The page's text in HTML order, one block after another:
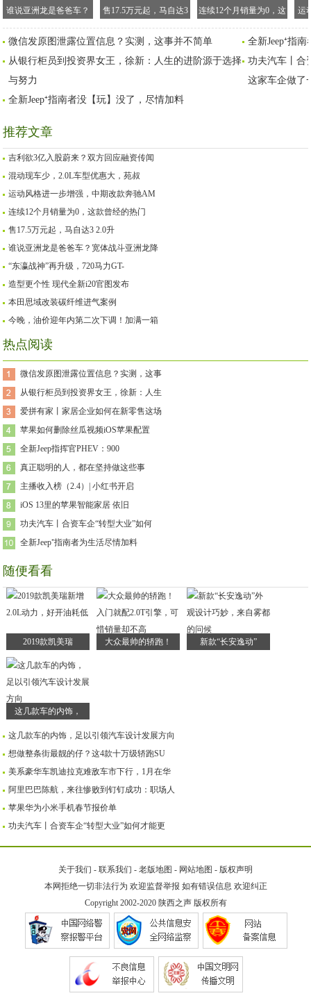
谁说亚洲龙是爸爸车？
宽体战斗亚洲龙降临
售17.5万元起，马自达3
2.0升四驱版日本上市，
将引入国内？
连续12个月销量为0，这
款曾经的热门SUV，已
经彻底凉了
运
中
微信发原图泄露位置信息？实测，这事并不简单
全新Jeep⁺指
从银行柜员到投资界女王，徐新：人生的进阶源于选择
与努力
功夫汽车丨合
这家车企做了
全新Jeep⁺指南者没【玩】没了，尽情加料
推荐文章
吉利欲3亿入股蔚来？双方回应融资传闻
混动现车少，2.0L车型优惠大，苑叔
运动风格进一步增强，中期改款奔驰AM
连续12个月销量为0，这款曾经的热门
售17.5万元起，马自达3 2.0升
谁说亚洲龙是爸爸车？宽体战斗亚洲龙降
“东瀛战神”再升级，720马力GT-
造型更个性 现代全新i20官图发布
本田思域改装碳纤维进气案例
今晚，油价迎年内第二次下调！加满一箱
热点阅读
微信发原图泄露位置信息？实测，这事
从银行柜员到投资界女王，徐新：人生
爱拼有家丨家居企业如何在新零售这场
苹果如何删除丝瓜视频iOS苹果配置
全新Jeep指挥官PHEV：900
真正聪明的人，都在坚持做这些事
主播收入榜（2.4）| 小红书开启
iOS 13里的苹果智能家居 依旧
功夫汽车丨合资车企“转型大业”如何
全新Jeep⁺指南者为生活尽情加料
随便看看
2019款凯美瑞 大众最帅的轿跑！ 新款“长安逸动”
这几款车的内饰，
这几款车的内饰，足以引领汽车设计发展方向
想做整条街最靓的仔？这4款十万级轿跑SU
美系豪华车凯迪拉克难敌车市下行，1月在华
阿里巴巴陈航，来往惨败到钉钉成功：职场人
苹果华为小米手机春节报价单
功夫汽车丨合资车企“转型大业”如何才能更
关于我们 - 联系我们 - 老版地图 - 网站地图 - 版权声明
本网拒绝一切非法行为 欢迎监督举报 如有错误信息 欢迎纠正
Copyright 2002-2020 陕西之声版权所有